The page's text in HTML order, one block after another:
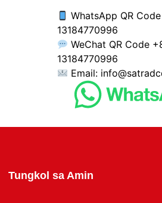
WhatsApp QR
13184770996
WeChat QR Code
13184770996
Email:
Tungkol sa Amin